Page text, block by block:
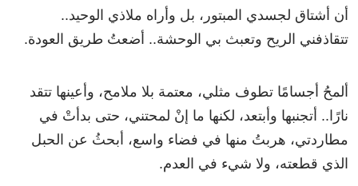
أن أشتاق لجسدي المبتور، بل وأراه ملاذي الوحيد..
تتقاذفني الريح وتعبث بي الوحشة.. أضعتُ طريق العودة.
ألمحُ أجسامًا تطوف مثلي، معتمة بلا ملامح، وأعينها تتقد
نارًا.. أتجنبها وأبتعد، لكنها ما إنْ لمحتني، حتى بدأتْ في
مطاردتي، هربتُ منها في فضاء واسع، أبحثُ عن الحبل
الذي قطعته، ولا شيء في العدم.